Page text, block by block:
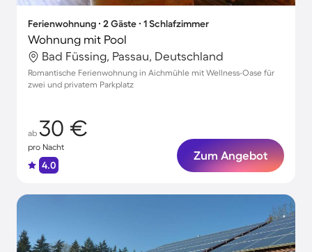
Ferienwohnung ∙ 2 Gäste ∙ 1 Schlafzimmer
Wohnung mit Pool
Bad Füssing, Passau, Deutschland
Romantische Ferienwohnung in Aichmühle mit Wellness-Oase für
zwei und privatem Parkplatz
ab 30 €
pro Nacht
4.0
Zum Angebot